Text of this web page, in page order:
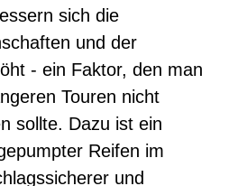
sich die
und der
- ein Faktor, den man
Touren nicht
sollte. Dazu ist ein
Reifen im
und